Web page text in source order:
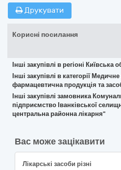
Друкувати
Корисні посилання
Інші закупівлі в регіоні Київська
Інші закупівлі в категорії
фармацевтична продукція та
Інші закупівлі замовника
підприємство Іванківської
центральна районна лікарня"
Вас може зацікавити
Лікарські засоби різні